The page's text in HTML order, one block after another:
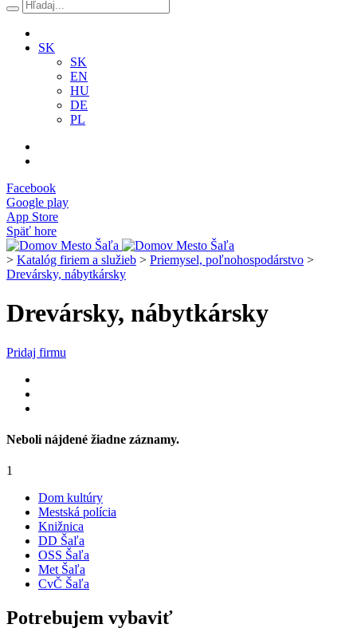
SK
SK
EN
HU
DE
PL
Facebook
Google play
App Store
Späť hore
> Katalóg firiem a služieb > Priemysel, poľnohospodárstvo >
Drevársky, nábytkársky
Drevársky, nábytkársky
Pridaj firmu
Neboli nájdené žiadne záznamy.
1
Dom kultúry
Mestská polícia
Knižnica
DD Šaľa
OSS Šaľa
Met Šaľa
CvČ Šaľa
Potrebujem vybaviť